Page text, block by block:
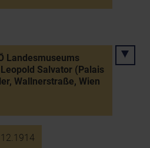
Landesmuseums
Salvator (Palais
Wallnerstraße, Wien